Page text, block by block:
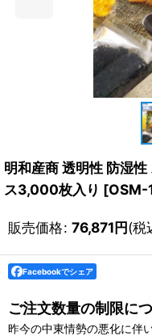
明和産商 透明性 防湿
ス3,000枚入り [OSM-
販売価格: 76,871円(税
Facebookでシェア
ご注文数量の制限に
昨今の中東情勢の悪化に伴